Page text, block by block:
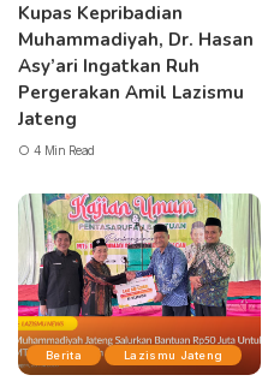
Kupas Kepribadian
Muhammadiyah, Dr. Hasan
Asy’ari Ingatkan Ruh
Pergerakan Amil Lazismu
Jateng
4 Min Read
Berita Lazismu Jateng